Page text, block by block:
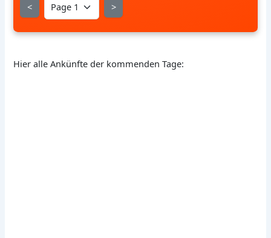
< >
Hier alle Ankünfte der kommenden Tage: